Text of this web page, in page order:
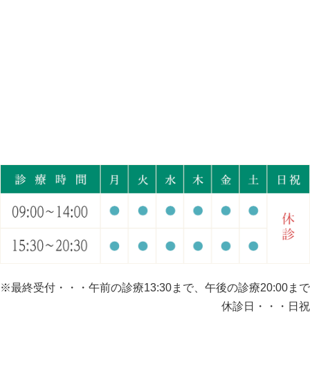
※最終受付・・・午前の診療13:30まで、午後の診療20:00まで
休診日・・・日祝